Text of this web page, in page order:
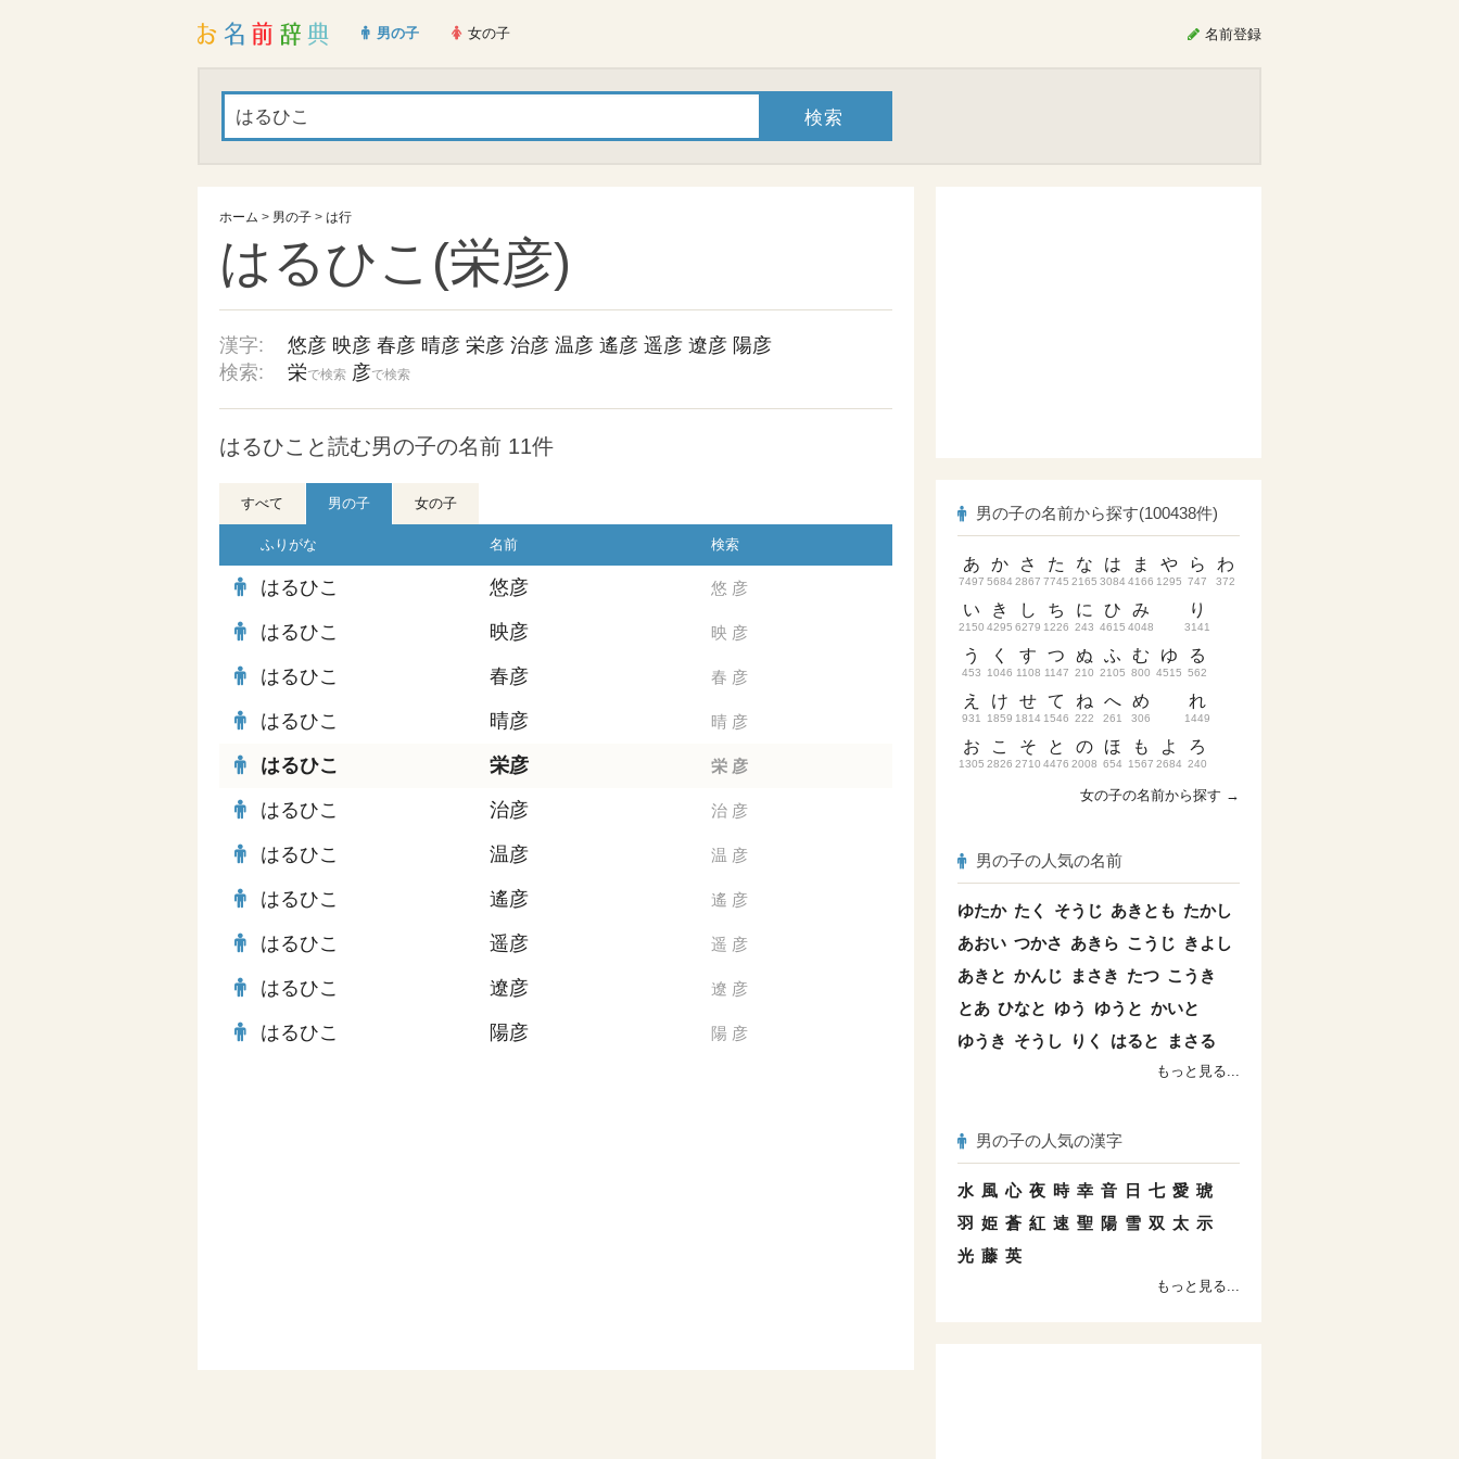
男の子 女の子 名前登録
ホーム > 男の子 > は行
はるひこ(栄彦)
漢字: 悠彦 映彦 春彦 晴彦 栄彦 治彦 温彦 遙彦 遥彦 遼彦 陽彦
検索:
栄で検索 彦で検索
はるひこと読む男の子の名前 11件
すべて 男の子 女の子
ふりがな 名前 検索
はるひこ 悠彦 悠 彦
はるひこ 映彦 映 彦
はるひこ 春彦 春 彦
はるひこ 晴彦 晴 彦
はるひこ 栄彦 栄 彦
はるひこ 治彦 治 彦
はるひこ 温彦 温 彦
はるひこ 遙彦 遙 彦
はるひこ 遥彦 遥 彦
はるひこ 遼彦 遼 彦
はるひこ 陽彦 陽 彦
男の子の名前から探す(100438件)
あ
7497
い
2150
う
453
え
931
お
1305
か
5684
き
4295
く
1046
け
1859
こ
2826
さ
2867
し
6279
す
1108
せ
1814
そ
2710
た
7745
ち
1226
つ
1147
て
1546
と
4476
な
2165
に
243
ぬ
210
ね
222
の
2008
は
3084
ひ
4615
ふ
2105
へ
261
ほ
654
ま
4166
み
4048
む
800
め
306
も
1567
や
1295
ゆ
4515
よ
2684
ら
747
り
3141
る
562
れ
1449
ろ
240
わ
372
女の子の名前から探す →
男の子の人気の名前
ゆたか たく そうじ あきとも たかし
あおい つかさ あきら こうじ きよし
あきと かんじ まさき たつ こうき
とあ ひなと ゆう ゆうと かいと
ゆうき そうし りく はると まさる
もっと見る...
男の子の人気の漢字
水 風 心 夜 時 幸 音 日 七 愛 琥
羽 姫 蒼 紅 速 聖 陽 雪 双 太 示
光 藤 英
もっと見る...